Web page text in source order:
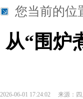
您当前的位
从“围炉
2026-06-01 17:24:02 来源：